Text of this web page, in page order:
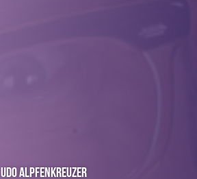
Udo Alpfenkreuzer